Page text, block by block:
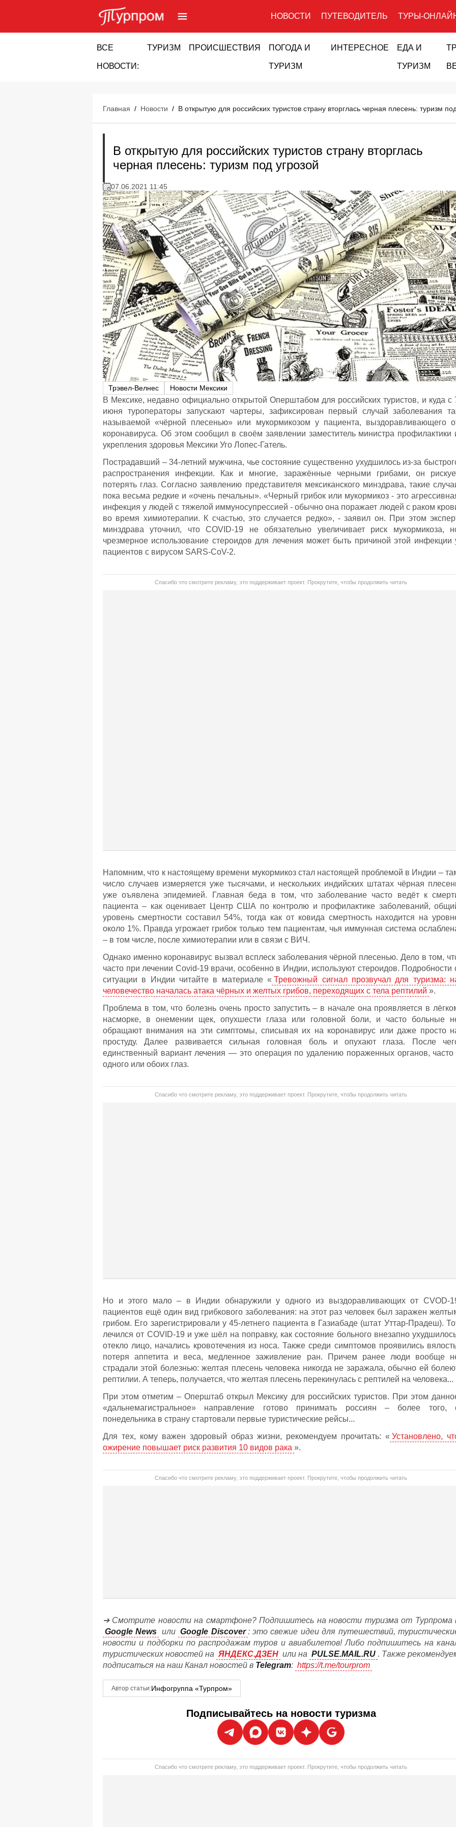
НОВОСТИ ПУТЕВОДИТЕЛЬ ТУРЫ-
ВСЕ
НОВОСТИ:
ТУРИЗМ ПРОИСШЕСТВИЯ ПОГОДА И
ТУРИЗМ
ИНТЕРЕСНОЕ ЕДА И
ТУРИЗМ
Главная / Новости / В открытую для российских туристов страну вторглась черная плесень: туризм
В открытую для российских туристов страну вторглась
черная плесень: туризм под угрозой
07.06.2021 11:45
Трэвел-Велнес Новости Мексики
В Мексике, недавно официально открытой Оперштабом для российских туристов, и куда с
июня туроператоры запускают чартеры, зафиксирован первый случай заболевания
называемой «чёрной плесенью» или мукормикозом у пациента, выздоравливающего
коронавируса. Об этом сообщил в своём заявлении заместитель министра профилактики
укрепления здоровья Мексики Уго Лопес-Гатель.
Пострадавший – 34-летний мужчина, чье состояние существенно ухудшилось из-за
распространения инфекции. Как и многие, заражённые черными грибами, он
потерять глаз. Согласно заявлению представителя мексиканского минздрава, такие
пока весьма редкие и «очень печальны». «Черный грибок или мукормикоз - это
инфекция у людей с тяжелой иммуносупрессией - обычно она поражает людей с раком
во время химиотерапии. К счастью, это случается редко», - заявил он. При этом
минздрава уточнил, что COVID-19 не обязательно увеличивает риск мукормикоза,
чрезмерное использование стероидов для лечения может быть причиной этой инфекции
пациентов с вирусом SARS-CoV-2.
Спасибо что смотрите рекламу, это поддерживает проект. Прокрутите, чтобы продолжить читать
Напомним, что к настоящему времени мукормикоз стал настоящей проблемой в Индии –
число случаев измеряется уже тысячами, и нескольких индийских штатах чёрная
уже оъявлена эпидемией. Главная беда в том, что заболевание часто ведёт к
пациента – как оценивает Центр США по контролю и профилактике заболеваний,
уровень смертности составил 54%, тогда как от ковида смертность находится на
около 1%. Правда угрожает грибок только тем пациентам, чья иммунная система
– в том числе, после химиотерапии или в связи с ВИЧ.
Однако именно коронавирус вызвал всплеск заболевания чёрной плесенью. Дело в том,
часто при лечении Covid-19 врачи, особенно в Индии, используют стероидов. Подробности
ситуации в Индии читайте в материале « Тревожный сигнал прозвучал для туризма:
человечество началась атака чёрных и желтых грибов, переходящих с тела рептилий ».
Проблема в том, что болезнь очень просто запустить – в начале она проявляется в
насморке, в онемении щек, опухшести глаза или головной боли, и часто больные
обращают внимания на эти симптомы, списывая их на коронавирус или даже просто
простуду. Далее развивается сильная головная боль и опухают глаза. После
единственный вариант лечения — это операция по удалению пораженных органов, часто
одного или обоих глаз.
Спасибо что смотрите рекламу, это поддерживает проект. Прокрутите, чтобы продолжить читать
Но и этого мало – в Индии обнаружили у одного из выздоравливающих от CVOD-
пациентов ещё один вид грибкового заболевания: на этот раз человек был заражен
грибом. Его зарегистрировали у 45-летнего пациента в Газиабаде (штат Уттар-Прадеш).
лечился от COVID-19 и уже шёл на поправку, как состояние больного внезапно
отекло лицо, начались кровотечения из носа. Также среди симптомов проявились
потеря аппетита и веса, медленное заживление ран. Причем ранее люди вообще
страдали этой болезнью: желтая плесень человека никогда не заражала, обычно ей
рептилии. А теперь, получается, что желтая плесень перекинулась с рептилей на человека...
При этом отметим – Оперштаб открыл Мексику для российских туристов. При этом
«дальнемагистральное» направление готово принимать россиян – более того,
понедельника в страну стартовали первые туристические рейсы...
Для тех, кому важен здоровый образ жизни, рекомендуем прочитать: « Установлено,
ожирение повышает риск развития 10 видов рака ».
Спасибо что смотрите рекламу, это поддерживает проект. Прокрутите, чтобы продолжить читать
➔ Смотрите новости на смартфоне? Подпишитесь на новости туризма от Турпрома
Google News или Google Discover : это свежие идеи для путешествий,
новости и подборки по распродажам туров и авиабилетов! Либо подпишитесь на
туристических новостей на ЯНДЕКС.ДЗЕН или на PULSE.MAIL.RU . Также
подписаться на наш Канал новостей в Telegram: https://t.me/tourprom
Автор статьи:Инфогруппа «Турпром»
Подписывайтесь на новости туризма
Спасибо что смотрите рекламу, это поддерживает проект. Прокрутите, чтобы продолжить читать